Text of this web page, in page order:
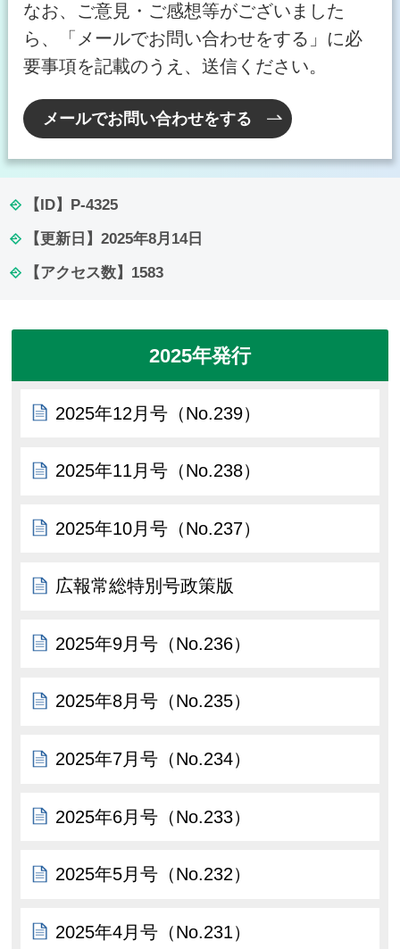
なお、ご意見・ご感想等がございました
ら、「メールでお問い合わせをする」に必
要事項を記載のうえ、送信ください。
メールでお問い合わせをする
【ID】 P-4325
【更新日】 2025年8月14日
【アクセス数】 1583
2025年発行
2025年12月号（No.239）
2025年11月号（No.238）
2025年10月号（No.237）
広報常総特別号政策版
2025年9月号（No.236）
2025年8月号（No.235）
2025年7月号（No.234）
2025年6月号（No.233）
2025年5月号（No.232）
2025年4月号（No.231）